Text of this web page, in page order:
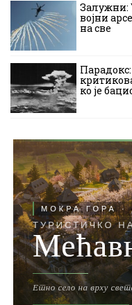
Залужни:
војни
на све
ко је